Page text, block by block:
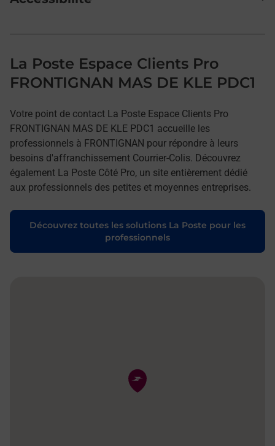
La Poste Espace Clients Pro
FRONTIGNAN MAS DE KLE PDC1
Votre point de contact La Poste Espace Clients Pro
FRONTIGNAN MAS DE KLE PDC1 accueille les
professionnels à FRONTIGNAN pour répondre à leurs
besoins d'affranchissement Courrier-Colis. Découvrez
également La Poste Côté Pro, un site entièrement dédié
aux professionnels des petites et moyennes entreprises.
Découvrez toutes les solutions La Poste pour les
professionnels
Pin de la carte